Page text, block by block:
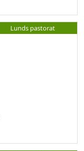
Lunds pastorat